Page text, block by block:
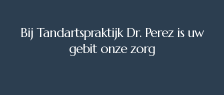
Bij Tandartspraktijk Dr. Perez is uw
gebit onze zorg